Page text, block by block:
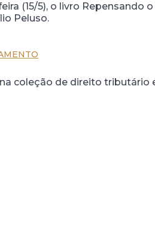
(15/5), o livro Repensando
Peluso.
coleção de direito tributário